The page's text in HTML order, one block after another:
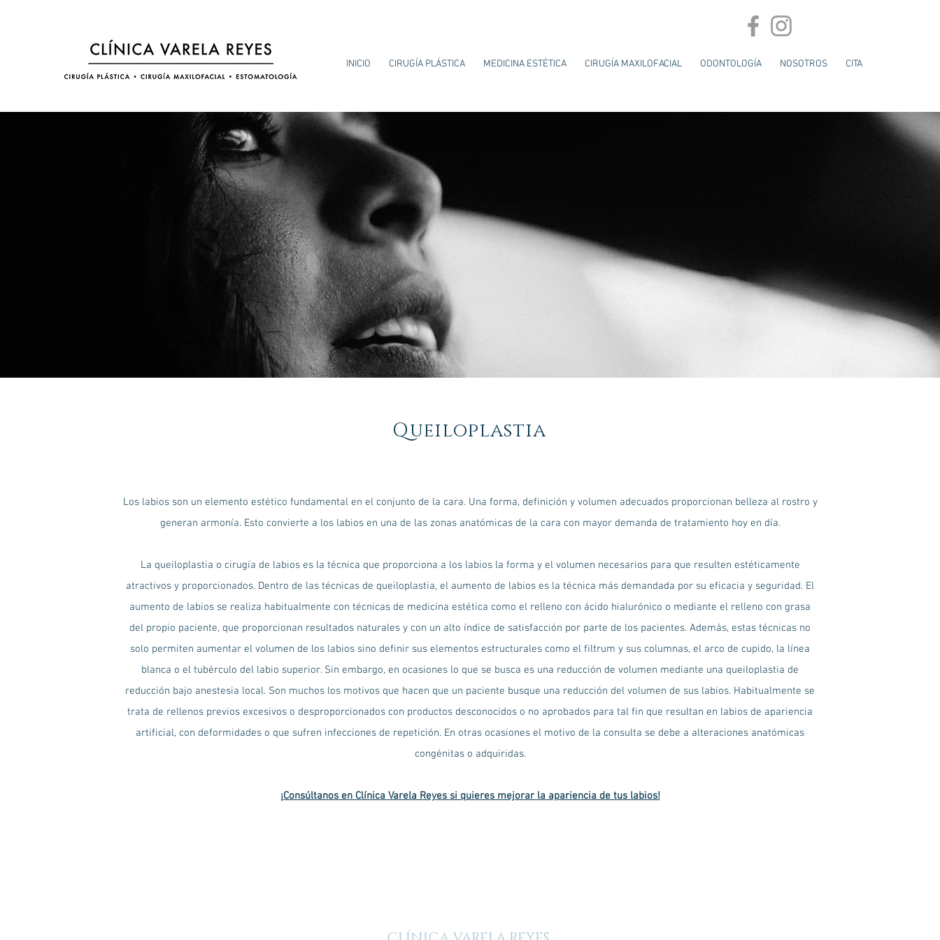
INICIO CIRUGÍA PLÁSTICA MEDICINA ESTÉTICA CIRUGÍA MAXILOFACIAL ODONTOLOGÍA NOSOTROS CITA
Queiloplastia
Los labios son un elemento estético fundamental en el conjunto de la cara. Una forma, definición y volumen adecuados proporcionan belleza al rostro y
generan armonía. Esto convierte a los labios en una de las zonas anatómicas de la cara con mayor demanda de tratamiento hoy en día.
La queiloplastia o cirugía de labios es la técnica que proporciona a los labios la forma y el volumen necesarios para que resulten estéticamente
atractivos y proporcionados. Dentro de las técnicas de queiloplastia, el aumento de labios es la técnica más demandada por su eficacia y seguridad. El
aumento de labios se realiza habitualmente con técnicas de medicina estética como el relleno con ácido hialurónico o mediante el relleno con grasa
del propio paciente, que proporcionan resultados naturales y con un alto índice de satisfacción por parte de los pacientes. Además, estas técnicas no
solo permiten aumentar el volumen de los labios sino definir sus elementos estructurales como el filtrum y sus columnas, el arco de cupido, la línea
blanca o el tubérculo del labio superior. Sin embargo, en ocasiones lo que se busca es una reducción de volumen mediante una queiloplastia de
reducción bajo anestesia local. Son muchos los motivos que hacen que un paciente busque una reducción del volumen de sus labios. Habitualmente se
trata de rellenos previos excesivos o desproporcionados con productos desconocidos o no aprobados para tal fin que resultan en labios de apariencia
artificial, con deformidades o que sufren infecciones de repetición. En otras ocasiones el motivo de la consulta se debe a alteraciones anatómicas
congénitas o adquiridas.
¡Consúltanos en Clínica Varela Reyes si quieres mejorar la apariencia de tus labios!